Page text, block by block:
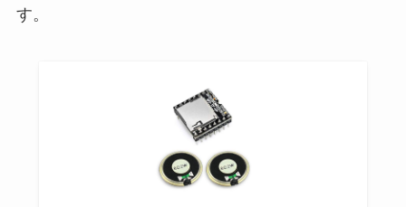
す。